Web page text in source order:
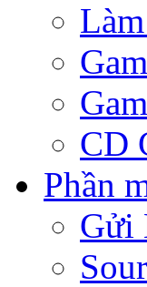
CD
Phần
Gửi